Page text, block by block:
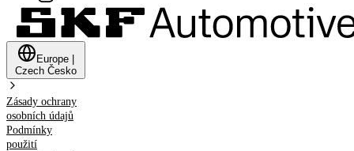
Europe
Czech Česko
Zásady ochrany
osobních údajů
Podmínky
použití